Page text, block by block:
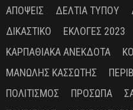
ΑΠΌΨΕΙΣ
ΔΕΛΤΊΑ ΤΎΠΟΥ
ΔΙΚΑΣΤΙΚΌ
ΕΚΛΟΓΈΣ 2023
ΚΑΡΠΑΘΙΑΚΆ ΑΝΈΚΔΟΤΑ
ΜΑΝΏΛΗΣ ΚΑΣΣΏΤΗΣ
ΠΟΛΙΤΙΣΜΌΣ
ΠΡΌΣΩΠΑ